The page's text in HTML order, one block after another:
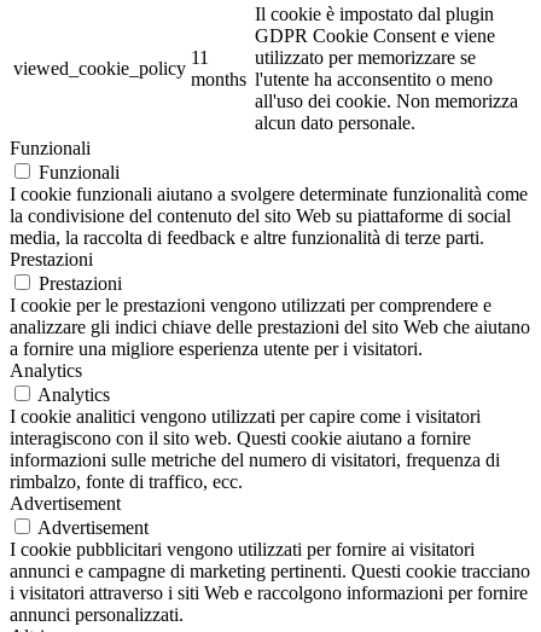
viewed_cookie_policy
11
months
Il cookie è impostato dal plugin
GDPR Cookie Consent e viene
utilizzato per memorizzare se
l'utente ha acconsentito o meno
all'uso dei cookie. Non memorizza
alcun dato personale.
Funzionali
Funzionali
I cookie funzionali aiutano a svolgere determinate funzionalità come
la condivisione del contenuto del sito Web su piattaforme di social
media, la raccolta di feedback e altre funzionalità di terze parti.
Prestazioni
Prestazioni
I cookie per le prestazioni vengono utilizzati per comprendere e
analizzare gli indici chiave delle prestazioni del sito Web che aiutano
a fornire una migliore esperienza utente per i visitatori.
Analytics
Analytics
I cookie analitici vengono utilizzati per capire come i visitatori
interagiscono con il sito web. Questi cookie aiutano a fornire
informazioni sulle metriche del numero di visitatori, frequenza di
rimbalzo, fonte di traffico, ecc.
Advertisement
Advertisement
I cookie pubblicitari vengono utilizzati per fornire ai visitatori
annunci e campagne di marketing pertinenti. Questi cookie tracciano
i visitatori attraverso i siti Web e raccolgono informazioni per fornire
annunci personalizzati.